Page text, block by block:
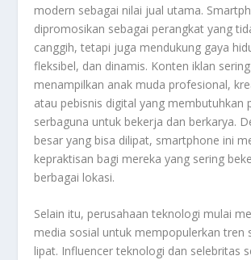
modern sebagai nilai jual utama.
dipromosikan sebagai perangkat yang
canggih, tetapi juga mendukung gaya
fleksibel, dan dinamis. Konten iklan
menampilkan anak muda profesional,
atau pebisnis digital yang membutuhkan
serbaguna untuk bekerja dan berkarya.
besar yang bisa dilipat, smartphone ini
kepraktisan bagi mereka yang sering
berbagai lokasi.
Selain itu, perusahaan teknologi mulai
media sosial untuk mempopulerkan tren
lipat. Influencer teknologi dan selebritas